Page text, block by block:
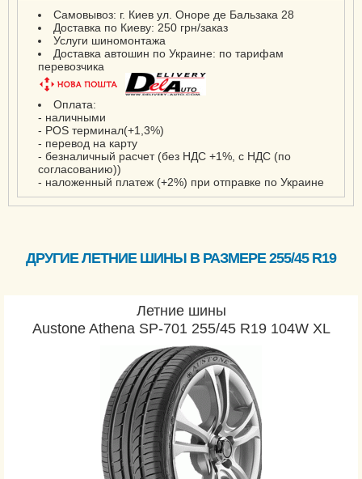
Dueler A/T 001
Dueler A/T 693 III
Dueler A/T 694
Dueler H/T 840 (D840)
Самовывоз: г. Киев ул. Оноре де Бальзака 28
Доставка по Киеву: 250 грн/заказ
Услуги шиномонтажа
Доставка автошин по Украине: по тарифам
перевозчика
Оплата:
- наличными
- POS терминал(+1,3%)
- перевод на карту
- безналичный расчет (без НДС +1%, с НДС (по
согласованию))
- наложенный платеж (+2%) при отправке по Украине
ДРУГИЕ ЛЕТНИЕ ШИНЫ В РАЗМЕРЕ 255/45 R19
Летние шины
Austone Athena SP-701 255/45 R19 104W XL